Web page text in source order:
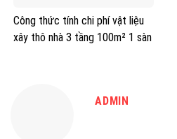
Công thức tính chi phí vật liệu
xây thô nhà 3 tầng 100m² 1 sàn
ADMIN